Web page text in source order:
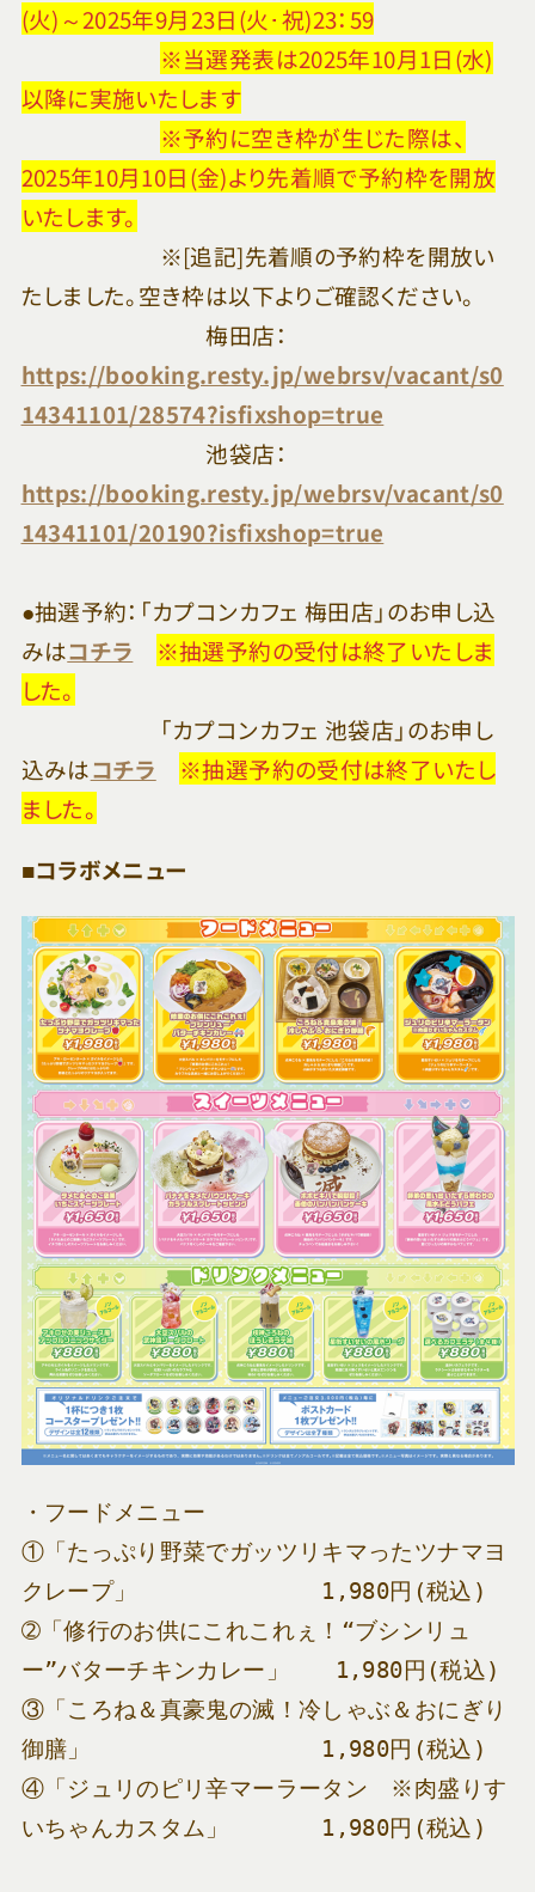
(火)～2025年9月23日(火･祝)23：59
※当選発表は2025年10月1日(水)
以降に実施いたします
※予約に空き枠が生じた際は、
2025年10月10日(金)より先着順で予約枠を開放
いたします。
※[追記]先着順の予約枠を開放い
たしました。空き枠は以下よりご確認ください。
梅田店：
https://booking.resty.jp/webrsv/vacant/s0
14341101/28574?isfixshop=true
池袋店：
https://booking.resty.jp/webrsv/vacant/s0
14341101/20190?isfixshop=true
●抽選予約：「カプコンカフェ 梅田店」のお申し込
みはコチラ
※抽選予約の受付は終了いたしま
した。
「カプコンカフェ 池袋店」のお申し
込みはコチラ
※抽選予約の受付は終了いたし
ました。
■コラボメニュー
・フードメニュー
①「たっぷり野菜でガッツリキマったツナマヨ
クレープ」　　　　　　　　1,980円(税込)
➁「修行のお供にこれこれぇ！“ブシンリュ
ー”バターチキンカレー」　　1,980円(税込)
③「ころね＆真豪鬼の滅！冷しゃぶ＆おにぎり
御膳」　　　　　　　　　　1,980円(税込)
④「ジュリのピリ辛マーラータン　※肉盛りす
いちゃんカスタム」　　　　1,980円(税込)